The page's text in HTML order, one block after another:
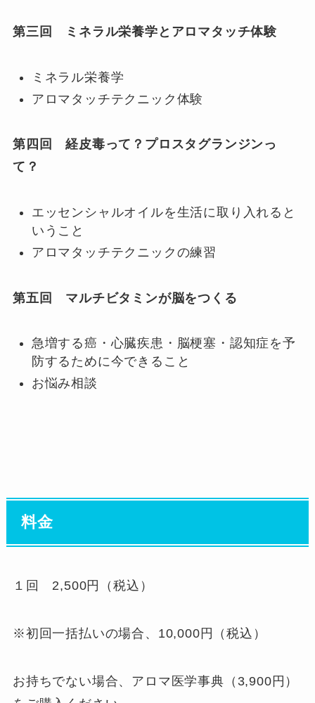
第三回 ミネラル栄養学とアロマタッチ体験
ミネラル栄養学
アロマタッチテクニック体験
第四回 経皮毒って？プロスタグランジンっ
て？
エッセンシャルオイルを生活に取り入れると
いうこと
アロマタッチテクニックの練習
第五回 マルチビタミンが脳をつくる
急増する癌・心臓疾患・脳梗塞・認知症を予
防するために今できること
お悩み相談
料金
１回 2,500円（税込）
※初回一括払いの場合、10,000円（税込）
お持ちでない場合、アロマ医学事典（3,900円）